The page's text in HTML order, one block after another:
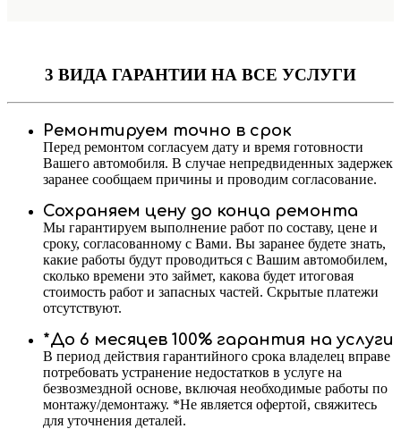
3 ВИДА ГАРАНТИИ НА ВСЕ УСЛУГИ
Ремонтируем точно в срок
Перед ремонтом согласуем дату и время готовности
Вашего автомобиля. В случае непредвиденных задержек
заранее сообщаем причины и проводим согласование.
Сохраняем цену до конца ремонта
Мы гарантируем выполнение работ по составу, цене и
сроку, согласованному с Вами. Вы заранее будете знать,
какие работы будут проводиться с Вашим автомобилем,
сколько времени это займет, какова будет итоговая
стоимость работ и запасных частей. Скрытые платежи
отсутствуют.
*До 6 месяцев 100% гарантия на услуги
В период действия гарантийного срока владелец вправе
потребовать устранение недостатков в услуге на
безвозмездной основе, включая необходимые работы по
монтажу/демонтажу. *Не является офертой, свяжитесь
для уточнения деталей.